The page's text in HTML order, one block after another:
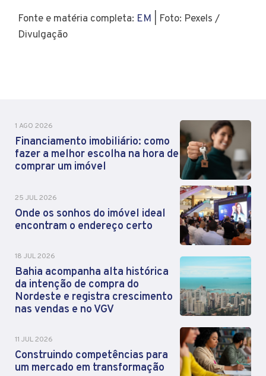
Fonte e matéria completa: EM | Foto: Pexels /
Divulgação
1 AGO 2026
Financiamento imobiliário: como
fazer a melhor escolha na hora de
comprar um imóvel
25 JUL 2026
Onde os sonhos do imóvel ideal
encontram o endereço certo
18 JUL 2026
Bahia acompanha alta histórica
da intenção de compra do
Nordeste e registra crescimento
nas vendas e no VGV
11 JUL 2026
Construindo competências para
um mercado em transformação